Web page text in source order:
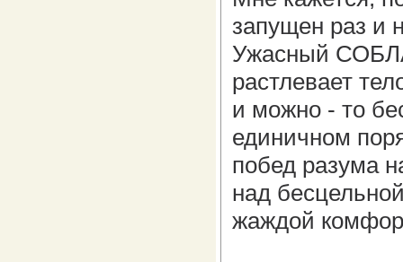
запущен раз и
Ужасный
растлевает
и можно - то
единичном
побед разума
над
жаждой